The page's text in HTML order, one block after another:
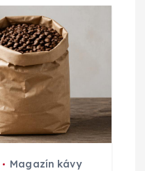
Magazín kávy